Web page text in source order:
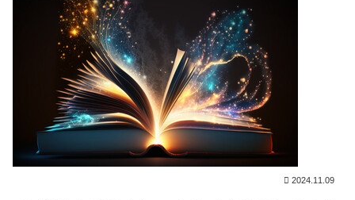
2024.11.09